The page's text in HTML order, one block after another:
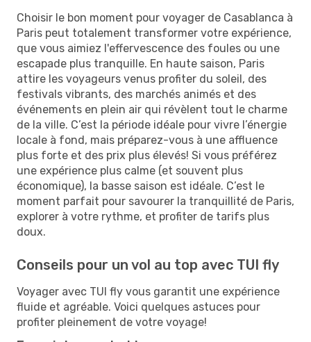
Choisir le bon moment pour voyager de Casablanca à
Paris peut totalement transformer votre expérience,
que vous aimiez l'effervescence des foules ou une
escapade plus tranquille. En haute saison, Paris
attire les voyageurs venus profiter du soleil, des
festivals vibrants, des marchés animés et des
événements en plein air qui révèlent tout le charme
de la ville. C’est la période idéale pour vivre l’énergie
locale à fond, mais préparez-vous à une affluence
plus forte et des prix plus élevés! Si vous préférez
une expérience plus calme (et souvent plus
économique), la basse saison est idéale. C’est le
moment parfait pour savourer la tranquillité de Paris,
explorer à votre rythme, et profiter de tarifs plus
doux.
Conseils pour un vol au top avec TUI fly
Voyager avec TUI fly vous garantit une expérience
fluide et agréable. Voici quelques astuces pour
profiter pleinement de votre voyage!